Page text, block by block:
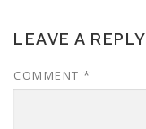
LEAVE A REPLY
COMMENT *